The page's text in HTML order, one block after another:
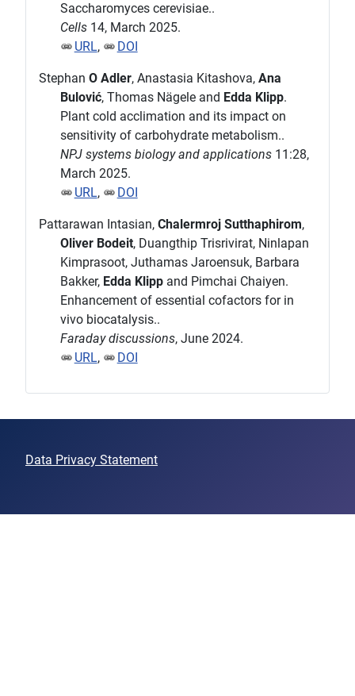
Saccharomyces cerevisiae..
Cells14, March 2025.
URL, DOI
Stephan O Adler, Anastasia Kitashova, Ana
Bulović, Thomas Nägele and Edda Klipp.
Plant cold acclimation and its impact on
sensitivity of carbohydrate metabolism..
NPJ systems biology and applications11:28,
March 2025.
URL, DOI
Pattarawan Intasian, Chalermroj Sutthaphirom,
Oliver Bodeit, Duangthip Trisrivirat, Ninlapan
Kimprasoot, Juthamas Jaroensuk, Barbara
Bakker, Edda Klippand Pimchai Chaiyen.
Enhancement of essential cofactors for in
vivo biocatalysis..
Faraday discussions, June 2024.
URL, DOI
Data Privacy Statement